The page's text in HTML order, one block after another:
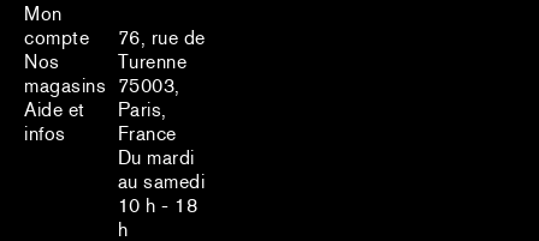
Mon
compte
Nos
magasins
Aide et
infos
76, rue de
Turenne
75003,
Paris,
France
Du mardi
au samedi
10 h - 18
h